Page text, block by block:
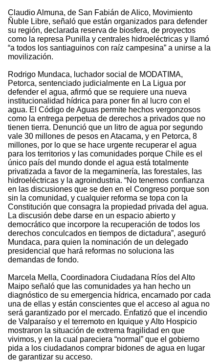
Claudio Almuna, de San Fabián de Alico, Movimiento
Ñuble Libre, señaló que están organizados para defender
su región, declarada reserva de biosfera, de proyectos
como la represa Punilla y centrales hidroeléctricas y llamó
“a todos los santiaguinos con raíz campesina” a unirse a la
movilización.
Rodrigo Mundaca, luchador social de MODATIMA,
Petorca, sentenciado judicialmente en La Ligua por
defender el agua, afirmó que se requiere una nueva
institucionalidad hídrica para poner fin al lucro con el
agua. El Código de Aguas permite hechos vergonzosos
como la entrega perpetua de derechos a privados que no
tienen tierra. Denunció que un litro de agua por segundo
vale 30 millones de pesos en Atacama, y en Petorca, 8
millones, por lo que se hace urgente recuperar el agua
para los territorios y las comunidades porque Chile es el
único país del mundo donde el agua está totalmente
privatizada a favor de la megaminería, las forestales, las
hidroeléctricas y la agroindustria. “No tenemos confianza
en las discusiones que se den en el Congreso porque son
sin la comunidad, y cualquier reforma se topa con la
Constitución que consagra la propiedad privada del agua.
La discusión debe darse en un espacio abierto y
democrático que incorpore la recuperación de todos los
derechos conculcados en tiempos de dictadura”, aseguró
Mundaca, para quien la nominación de un delegado
presidencial que hará reformas no soluciona las
demandas de fondo.
Marcela Mella, Coordinadora Ciudadana Ríos del Alto
Maipo señaló que las comunidades ya han hecho un
diagnóstico de su emergencia hídrica, encarnado por cada
una de ellas y están conscientes que el acceso al agua no
será garantizado por el mercado. Enfatizó que el incendio
de Valparaíso y el terremoto en Iquique y Alto Hospicio
mostraron la situación de extrema fragilidad en que
vivimos, y en la cual pareciera “normal” que el gobierno
pida a los ciudadanos comprar bidones de agua en lugar
de garantizar su acceso.